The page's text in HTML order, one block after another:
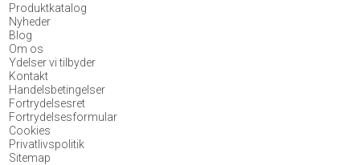
Produktkatalog
Nyheder
Blog
Om os
Ydelser vi tilbyder
Kontakt
Handelsbetingelser
Fortrydelsesret
Fortrydelsesformular
Cookies
Privatlivspolitik
Sitemap